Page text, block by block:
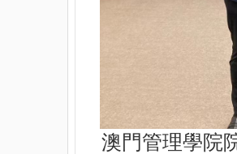
澳門管理學院